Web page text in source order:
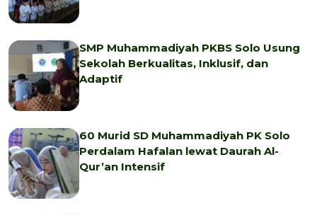
SMP Muhammadiyah PKBS Solo Usung
Sekolah Berkualitas, Inklusif, dan
Adaptif
60 Murid SD Muhammadiyah PK Solo
Perdalam Hafalan lewat Daurah Al-
Qur’an Intensif